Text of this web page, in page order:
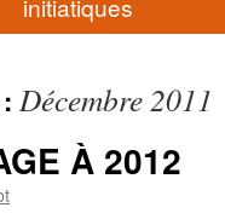
initiatiques
Décembre 2011
À 2012